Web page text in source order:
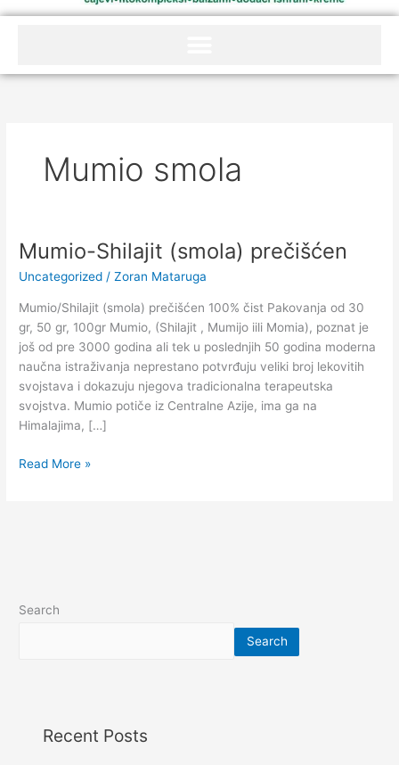
Mumio smola
Mumio-Shilajit (smola) prečišćen
Uncategorized /Zoran Mataruga
Mumio/Shilajit (smola) prečišćen 100% čist Pakovanja od 30
gr, 50 gr, 100gr Mumio, (Shilajit , Mumijo iili Momia), poznat je
još od pre 3000 godina ali tek u poslednjih 50 godina moderna
naučna istraživanja neprestano potvrđuju veliki broj lekovitih
svojstava i dokazuju njegova tradicionalna terapeutska
svojstva. Mumio potiče iz Centralne Azije, ima ga na
Himalajima, […]
Mumio-
(smola)
prečišćen
Read More »
Search
Search
Recent Posts